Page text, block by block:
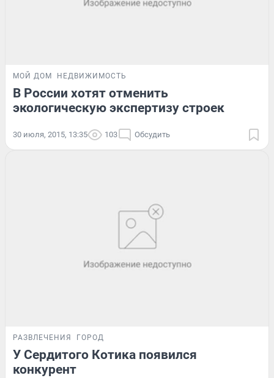
МОЙ ДОМ НЕДВИЖИМОСТЬ
В России хотят отменить
экологическую экспертизу строек
30 июля, 2015, 13:35 103 Обсудить
РАЗВЛЕЧЕНИЯ ГОРОД
У Сердитого Котика появился
конкурент